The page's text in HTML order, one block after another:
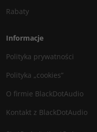
Rabaty
Informacje
Polityka prywatności
Polityka „cookies”
O firmie BlackDotAudio
Kontakt z BlackDotAudio